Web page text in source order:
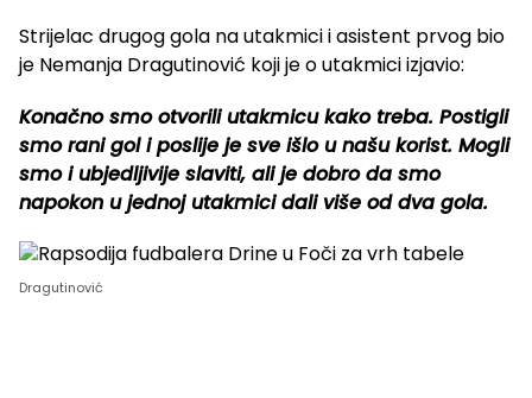
Strijelac drugog gola na utakmici i asistent prvog bio
je Nemanja Dragutinović koji je o utakmici izjavio:
Konačno smo otvorili utakmicu kako treba. Postigli
smo rani gol i poslije je sve išlo u našu korist. Mogli
smo i ubjedljivije slaviti, ali je dobro da smo
napokon u jednoj utakmici dali više od dva gola.
Dragutinović